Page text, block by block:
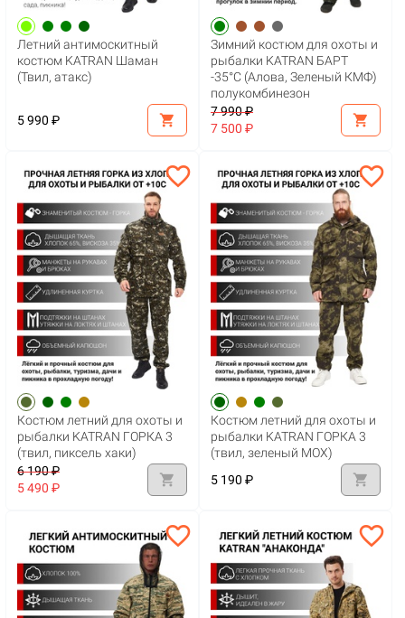
Летний антимоскитный
костюм KATRAN Шаман
(Твил, атакс)
5 990 ₽ shopping_cart
Зимний костюм для охоты и
рыбалки KATRAN БАРТ
-35°С (Алова, Зеленый КМФ)
полукомбинезон
7 990 ₽
7 500 ₽
shopping_cart
favorite_border
Костюм летний для охоты и
рыбалки KATRAN ГОРКА 3
(твил, пиксель хаки)
6 190 ₽
5 490 ₽
shopping_cart
favorite_border
Костюм летний для охоты и
рыбалки KATRAN ГОРКА 3
(твил, зеленый МОХ)
5 190 ₽
shopping_cart
favorite_border favorite_border